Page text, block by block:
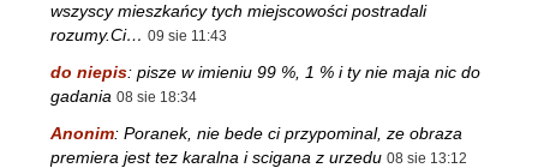
wszyscy mieszkańcy tych miejscowości postradali
rozumy.Ci… 09 sie 11:43
do niepis: pisze w imieniu 99 %, 1 % i ty nie maja nic do
gadania 08 sie 18:34
Anonim: Poranek, nie bede ci przypominal, ze obraza
premiera jest tez karalna i scigana z urzedu 08 sie 13:12